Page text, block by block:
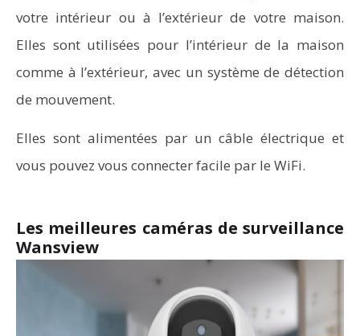
votre intérieur ou à l’extérieur de votre maison.
Elles sont utilisées pour l’intérieur de la maison
comme à l’extérieur, avec un système de détection
de mouvement.
Elles sont alimentées par un câble électrique et
vous pouvez vous connecter facile par le WiFi.
Les meilleures caméras de surveillance
Wansview